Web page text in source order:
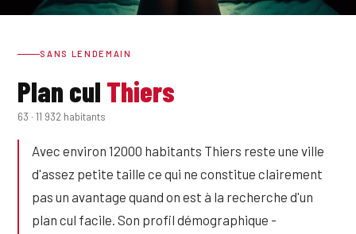
SANS LENDEMAIN
Plan cul Thiers
63 · 11 932 habitants
Avec environ 12000 habitants Thiers reste une ville
d'assez petite taille ce qui ne constitue clairement
pas un avantage quand on est à la recherche d'un
plan cul facile. Son profil démographique -